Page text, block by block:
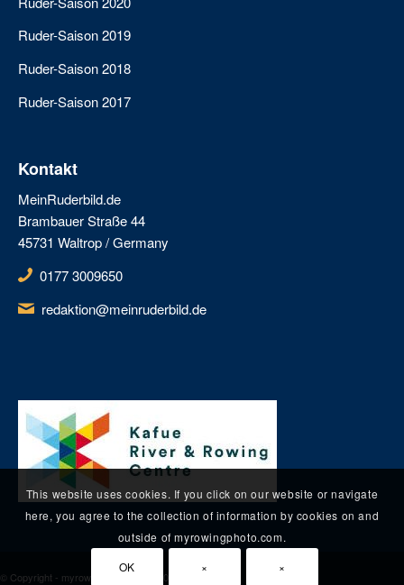
Ruder-Saison 2019
Ruder-Saison 2018
Ruder-Saison 2017
Kontakt
MeinRuderbild.de
Brambauer Straße 44
45731 Waltrop / Germany
0177 3009650
redaktion@meinruderbild.de
© Copyright - myrowinphoto.com 2020
This website uses cookies. If you click on our website or navigate
here, you agree to the collection of information by cookies on and
outside of myrowingphoto.com.
OK
× ×